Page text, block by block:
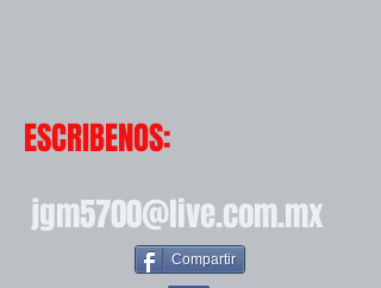
ESCRIBENOS:
jgm5700@live.com.mx
Compartir